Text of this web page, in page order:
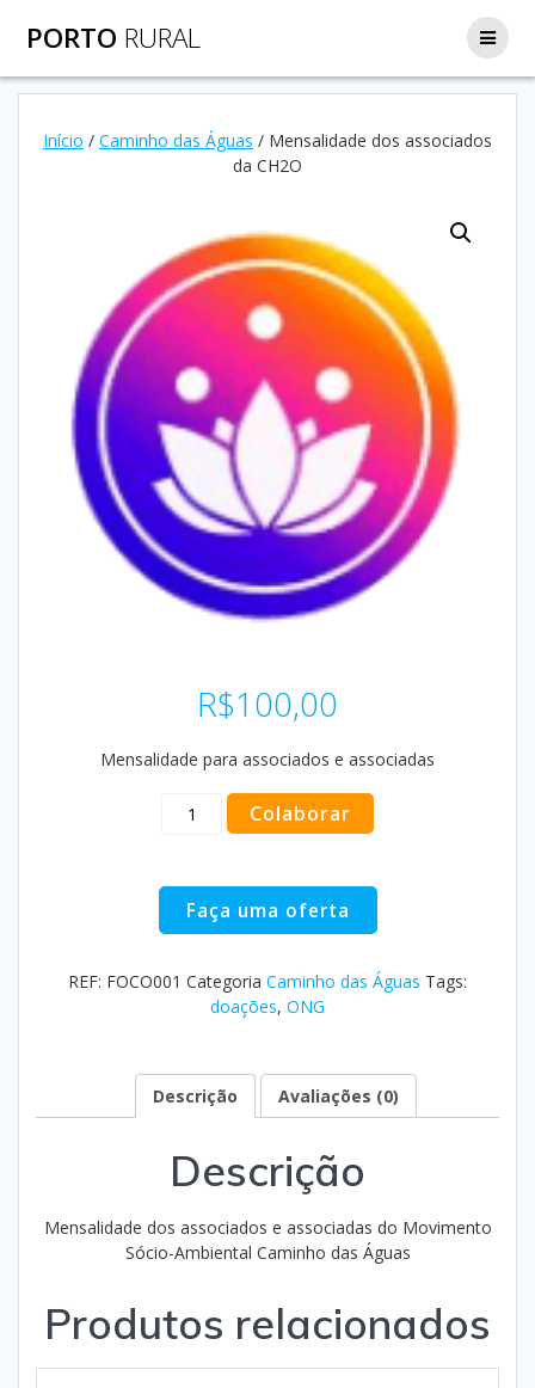
PORTO RURAL
Início / Caminho das Águas / Mensalidade dos associados
da CH2O
R$100,00
Mensalidade para associados e associadas
Mensalidade
CH2O
quantidade
Colaborar
Faça uma oferta
REF: FOCO001 Categoria Caminho das Águas Tags:
doações, ONG
Descrição Avaliações (0)
Descrição
Mensalidade dos associados e associadas do Movimento
Sócio-Ambiental Caminho das Águas
Produtos relacionados